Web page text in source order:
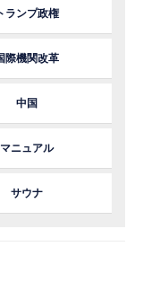
トランプ政権
際機関改革
中国
マニュアル
サウナ